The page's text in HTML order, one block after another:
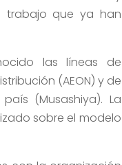
trabajo que ya han
las líneas de
(AEON) y de
(Musashiya). La
sobre el modelo